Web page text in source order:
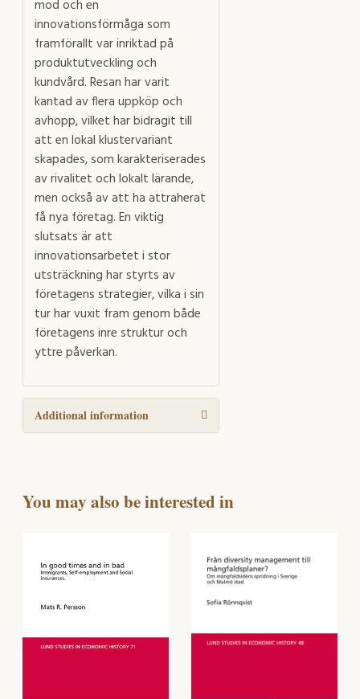
mod och en
innovationsförmåga som
framförallt var inriktad på
produktutveckling och
kundvård. Resan har varit
kantad av flera uppköp och
avhopp, vilket har bidragit till
att en lokal klustervariant
skapades, som karakteriserades
av rivalitet och lokalt lärande,
men också av att ha attraherat
få nya företag. En viktig
slutsats är att
innovationsarbetet i stor
utsträckning har styrts av
företagens strategier, vilka i sin
tur har vuxit fram genom både
företagens inre struktur och
yttre påverkan.
Additional information
You may also be interested in